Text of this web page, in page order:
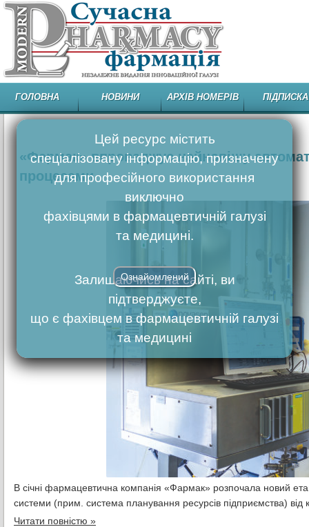
ГОЛОВНА НОВИНИ АРХІВ НОМЕРІВ ПІДПИСКА
«Фармак» впроваджує найновішу
процесами
В січні фармацевтична компанія «Фармак» розпочала новий
системи (прим. система планування ресурсів підприємства) від
Читати повністю »
Цей ресурс містить
спеціалізовану інформацію, призначену
для професійного використання
виключно
фахівцями в фармацевтичній галузі
та медицині.
Залишаючись на сайті, ви
підтверджуєте,
що є фахівцем в фармацевтичній галузі
та медицині
Ознайомлений